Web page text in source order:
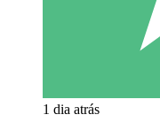
1 dia atrás